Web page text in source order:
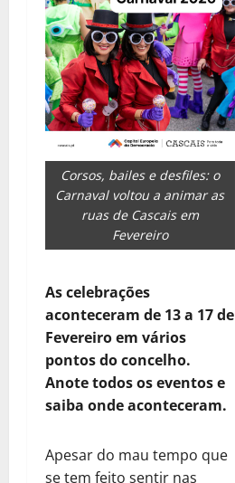
Corsos, bailes e desfiles: o
Carnaval voltou a animar as
ruas de Cascais em
Fevereiro
As celebrações
aconteceram de 13 a 17 de
Fevereiro em vários
pontos do concelho.
Anote todos os eventos e
saiba onde aconteceram.
Apesar do mau tempo que
se tem feito sentir nas